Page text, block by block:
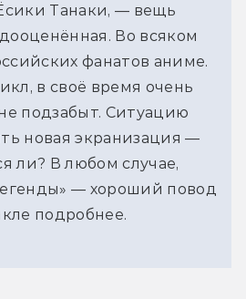
Танаки, — вещь
Во всяком
фанатов аниме.
в своё время очень
подзабыт. Ситуацию
новая экранизация —
ли? В любом случае,
— хороший повод
подробнее.